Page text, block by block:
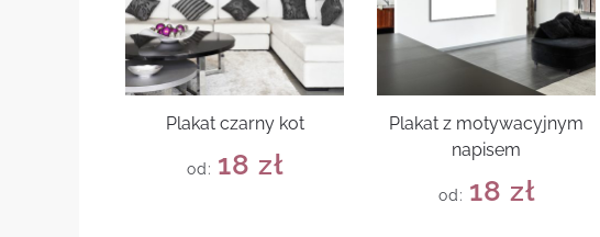
Plakat czarny kot
od: 18 zł
Plakat z motywacyjnym
napisem
od: 18 zł